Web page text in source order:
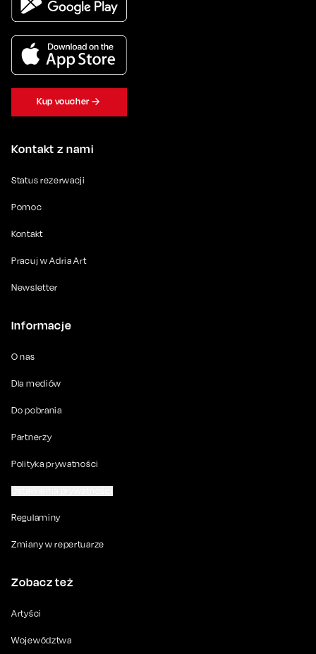
Kontakt z nami
Status rezerwacji
Pomoc
Kontakt
Pracuj w Adria Art
Newsletter
Informacje
O nas
Dla mediów
Do pobrania
Partnerzy
Polityka prywatności
Regulaminy
Zmiany w repertuarze
Zobacz też
Artyści
Województwa
Kup voucher